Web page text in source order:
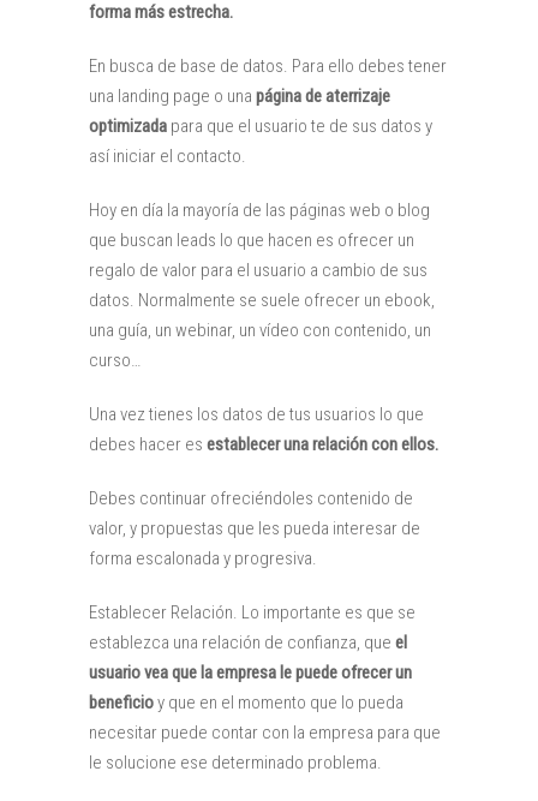
forma más estrecha.
En busca de base de datos. Para ello debes tener
una landing page o una página de aterrizaje
optimizada para que el usuario te de sus datos y
así iniciar el contacto.
Hoy en día la mayoría de las páginas web o blog
que buscan leads lo que hacen es ofrecer un
regalo de valor para el usuario a cambio de sus
datos. Normalmente se suele ofrecer un ebook,
una guía, un webinar, un vídeo con contenido, un
curso…
Una vez tienes los datos de tus usuarios lo que
debes hacer es establecer una relación con ellos.
Debes continuar ofreciéndoles contenido de
valor, y propuestas que les pueda interesar de
forma escalonada y progresiva.
Establecer Relación. Lo importante es que se
establezca una relación de confianza, que el
usuario vea que la empresa le puede ofrecer un
beneficioy que en el momento que lo pueda
necesitar puede contar con la empresa para que
le solucione ese determinado problema.